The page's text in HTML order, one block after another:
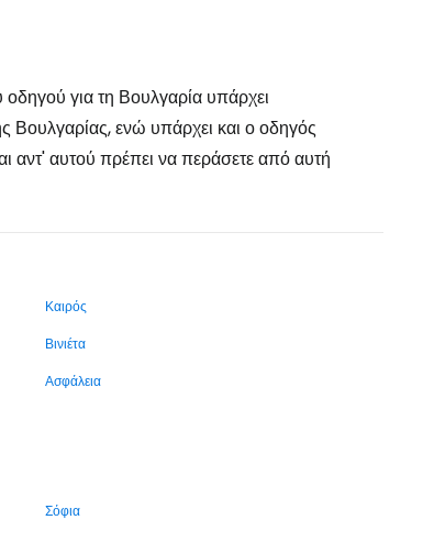
οδηγού για τη Βουλγαρία υπάρχει
Βουλγαρίας, ενώ υπάρχει και ο οδηγός
αντ' αυτού πρέπει να περάσετε από αυτή
Καιρός
Βινιέτα
Ασφάλεια
Σόφια